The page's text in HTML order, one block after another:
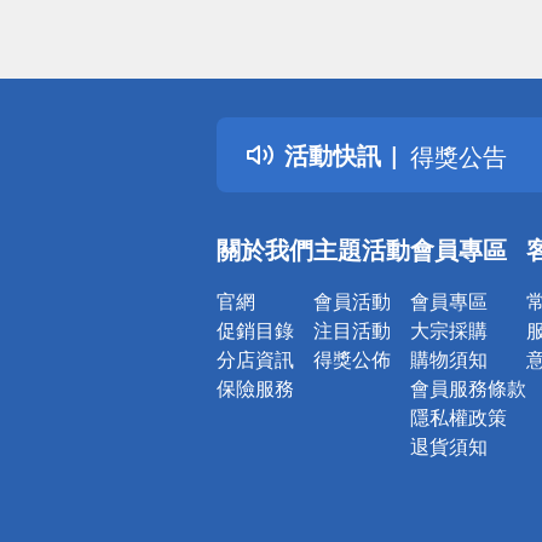
活動快訊
詐騙網頁！
得獎公告
熱門話題
銀行優惠
詐騙網頁！
關於我們
官網
促銷目錄
分店資訊
保險服務
主題活動
會員活動
注目活動
得獎公佈
會員專區
會員專區
大宗採購
購物須知
會員服務條款
隱私權政策
退貨須知